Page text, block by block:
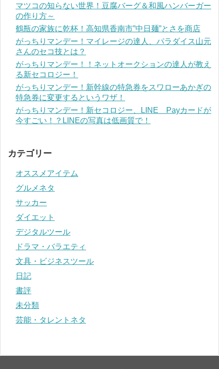
マツコの知らない世界！豆腐バーグ＆和風ハンバーガー
の作り方～
鶴瓶の家族に乾杯！高知県香南市”中日麺”とさを商店
がっちりマンデー！マイレージの達人、パラダイス山元
さんのセコ技とは？
がっちりマンデー！！ネットオークションの達人が教え
る新セコロジー！
がっちりマンデー！新幹線の特急券をスワローあかぎの
特急券に変更するというワザ！
がっちりマンデー！新セコロジー、LINE Payカードが
今すごい！？LINEの写真は低画質で！
カテゴリー
オススメアイテム
グルメネタ
サッカー
ダイエット
デジタルツール
ドラマ・バラエティ
文具・ビジネスツール
日記
書評
未分類
芸能・タレントネタ